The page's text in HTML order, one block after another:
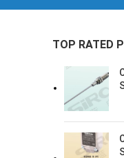
TOP RATED